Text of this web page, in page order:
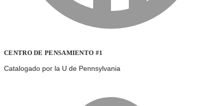
CENTRO DE PENSAMIENTO #1
Catalogado por la U de Pennsylvania